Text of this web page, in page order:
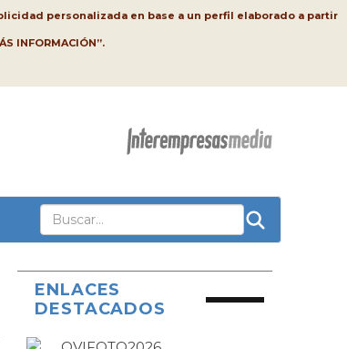
personalizada en base a un perfil elaborado a partir
INFORMACIÓN”.
ENLACES
DESTACADOS